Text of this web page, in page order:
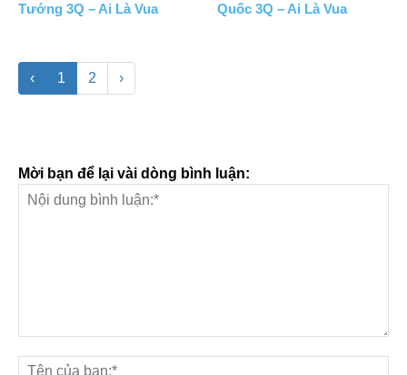
Tướng 3Q – Ai Là Vua
Quốc 3Q – Ai Là Vua
‹ 1 2 ›
Mời bạn để lại vài dòng bình luận: